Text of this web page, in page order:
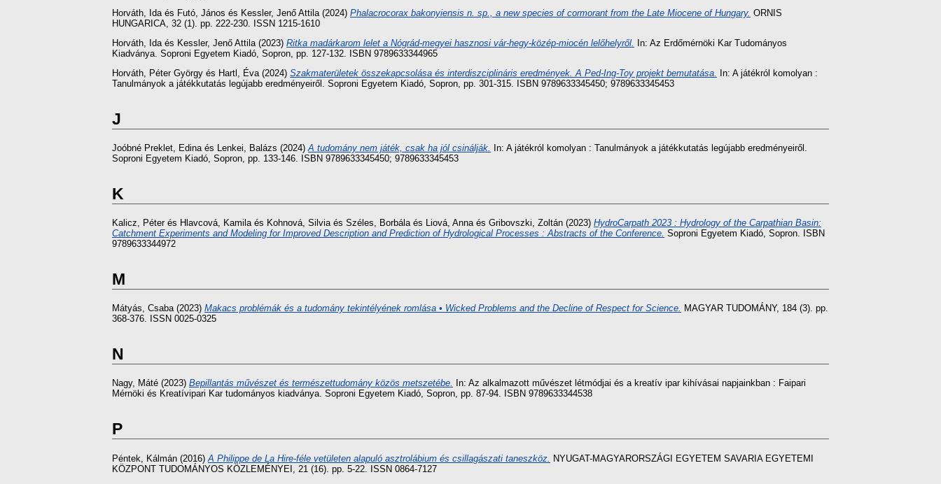
Horváth, Idaés Futó, János és Kessler, Jenő Attila(2024) Phalacrocorax bakonyiensis n. sp., a new species of cormorant from the Late Miocene of Hungary. ORNIS
HUNGARICA, 32 (1). pp. 222-230. ISSN 1215-1610
Horváth, Idaés Kessler, Jenő Attila(2023) Ritka madárkarom lelet a Nógrád-megyei hasznosi vár-hegy-közép-miocén lelőhelyről.
In: Az Erdőmérnöki Kar Tudományos
Kiadványa. Soproni Egyetem Kiadó, Sopron, pp. 127-132. ISBN 9789633344965
Horváth, Péter György és Hartl, Éva(2024) Szakmaterületek összekapcsolása és interdiszciplináris eredmények. A Ped-Ing-Toy projekt bemutatása.
In: A játékról komolyan :
Tanulmányok a játékkutatás legújabb eredményeiről. Soproni Egyetem Kiadó, Sopron, pp. 301-315. ISBN 9789633345450; 9789633345453
J
Joóbné Preklet, Edinaés Lenkei, Balázs (2024)A tudomány nem játék, csak ha jól csinálják.
In: A játékról komolyan : Tanulmányok a játékkutatás legújabb eredményeiről.
Soproni Egyetem Kiadó, Sopron, pp. 133-146. ISBN 9789633345450; 9789633345453
K
Kalicz, Péterés Hlavcová, Kamilaés Kohnová, Silviaés Széles, Borbálaés Liová, Annaés Gribovszki, Zoltán (2023) HydroCarpath 2023 : Hydrology of the Carpathian Basin:
Catchment Experiments and Modeling for Improved Description and Prediction of Hydrological Processes : Abstracts of the Conference. Soproni Egyetem Kiadó, Sopron. ISBN
9789633344972
M
Mátyás, Csaba(2023) Makacs problémák és a tudomány tekintélyének romlása • Wicked Problems and the Decline of Respect for Science. MAGYAR TUDOMÁNY, 184 (3). pp.
368-376. ISSN 0025-0325
N
Nagy, Máté (2023) Bepillantás művészet és természettudomány közös metszetébe.
In: Az alkalmazott művészet létmódjai és a kreatív ipar kihívásai napjainkban : Faipari
Mérnöki és Kreatívipari Kar tudományos kiadványa. Soproni Egyetem Kiadó, Sopron, pp. 87-94. ISBN 9789633344538
P
Péntek, Kálmán (2016) A Philippe de La Hire-féle vetületen alapuló asztrolábium és csillagászati taneszköz. NYUGAT-MAGYARORSZÁGI EGYETEM SAVARIA EGYETEMI
KÖZPONT TUDOMÁNYOS KÖZLEMÉNYEI, 21 (16). pp. 5-22. ISSN 0864-7127